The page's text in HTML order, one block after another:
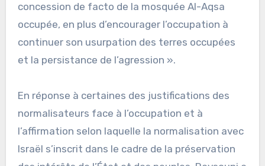
concession de facto de la mosquée Al-Aqsa
occupée, en plus d’encourager l’occupation à
continuer son usurpation des terres occupées
et la persistance de l’agression ».
En réponse à certaines des justifications des
normalisateurs face à l’occupation et à
l’affirmation selon laquelle la normalisation avec
Israël s’inscrit dans le cadre de la préservation